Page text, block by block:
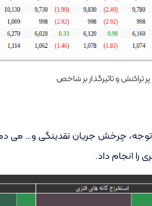
و تاثیرگذار بر شاخص
توجه، چرخش جریان نقدینگی و… می
انجام داد.